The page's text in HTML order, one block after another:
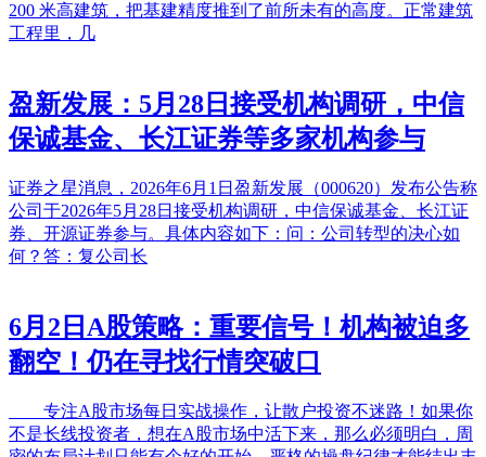
200 米高建筑，把基建精度推到了前所未有的高度。正常建筑
工程里，几
盈新发展：5月28日接受机构调研，中信
保诚基金、长江证券等多家机构参与
证券之星消息，2026年6月1日盈新发展（000620）发布公告称
公司于2026年5月28日接受机构调研，中信保诚基金、长江证
券、开源证券参与。具体内容如下：问：公司转型的决心如
何？答：复公司长
6月2日A股策略：重要信号！机构被迫多
翻空！仍在寻找行情突破口
专注A股市场每日实战操作，让散户投资不迷路！如果你
不是长线投资者，想在A股市场中活下来，那么必须明白，周